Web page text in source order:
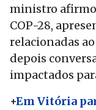
ministro
COP-28,
relacionadas
depois
impactados
+Em Vitória